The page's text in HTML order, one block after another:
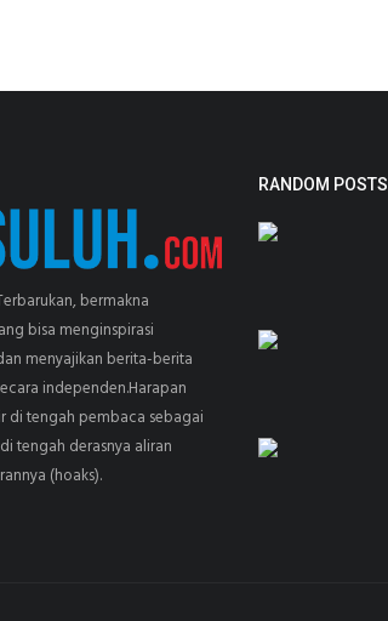
bermakna
bisa menginspirasi
menyajikan berita-berita
independen.Harapan
di tengah pembaca sebagai
tengah derasnya aliran
(hoaks).
RANDOM POSTS